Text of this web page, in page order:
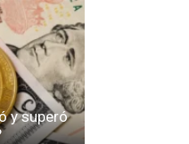
y superó